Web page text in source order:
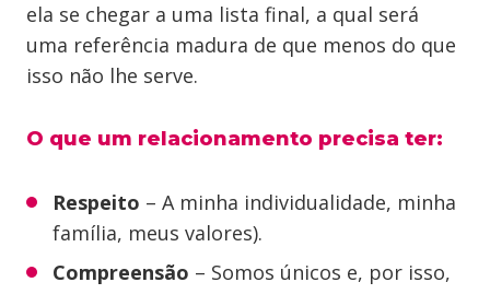
ela se chegar a uma lista final, a qual será
uma referência madura de que menos do que
isso não lhe serve.
O que um relacionamento precisa ter:
Respeito – A minha individualidade, minha
família, meus valores).
Compreensão – Somos únicos e, por isso,